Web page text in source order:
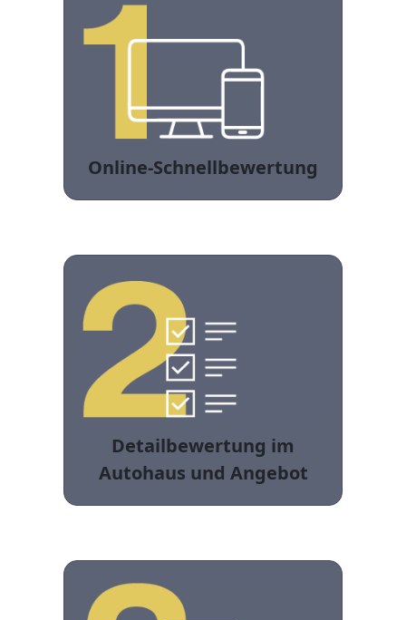
Online-Schnellbewertung
Detailbewertung im
Autohaus und Angebot